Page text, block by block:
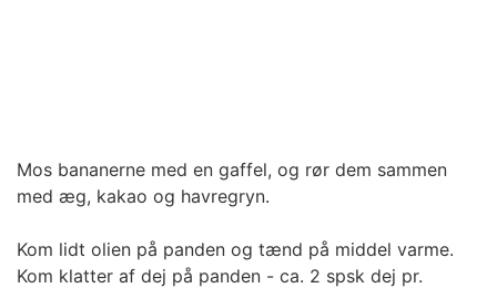
Mos bananerne med en gaffel, og rør dem sammen
med æg, kakao og havregryn.
Kom lidt olien på panden og tænd på middel varme.
Kom klatter af dej på panden - ca. 2 spsk dej pr.